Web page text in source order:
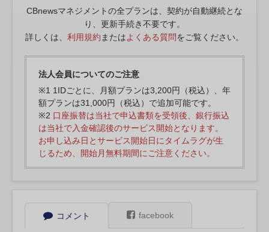
CBnewsマネジメントの全プランは、契約が自動継続とな
り、更新手続き不要です。
詳しくは、 利用規約 またはよくある質問をご覧ください。
法人会員についてのご注意
※1 1IDごとに、月額プランは3,200円（税込）、年
額プランは31,000円（税込）で追加可能です。
※2 口座振替は当社で申込書類を受領後、銀行振込
は当社で入金確認後のサービス開始となります。
お申し込み日とサービス開始日にタイムラグが生
じるため、開始月無料期間にご注意ください。
コメント facebook